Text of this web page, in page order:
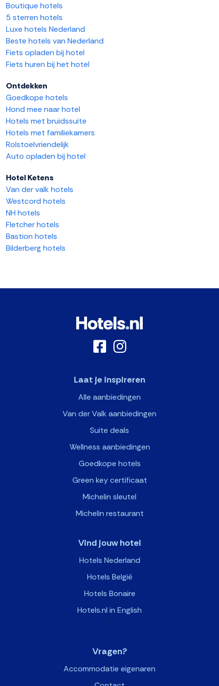
Boutique hotels
5 sterren hotels
Luxe hotels Nederland
Beste hotels van Nederland
Fiets opladen bij hotel
Fiets huren bij het hotel
Ontdekken
Goedkope hotels
Hond mee naar hotel
Hotels met bruidssuite
Hotels met familiekamers
Rolstoelvriendelijk
Auto opladen bij hotel
Hotel Ketens
Van der valk hotels
Westcord hotels
NH hotels
Fletcher hotels
Bastion hotels
Bilderberg hotels
Laat je inspireren
Alle aanbiedingen
Van der Valk aanbiedingen
Suite deals
Wellness aanbiedingen
Goedkope hotels
Green key certificaat
Michelin sleutel
Michelin restaurant
Vind jouw hotel
Hotels Nederland
Hotels België
Hotels Bonaire
Hotels.nl in English
>
Vragen?
Accommodatie eigenaren